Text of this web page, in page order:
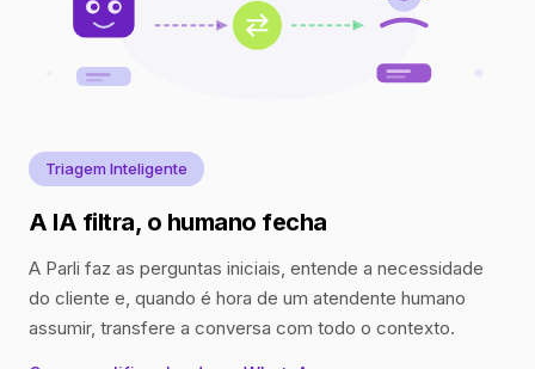
Triagem Inteligente
A IA filtra, o humano fecha
A Parli faz as perguntas iniciais, entende a necessidade
do cliente e, quando é hora de um atendente humano
assumir, transfere a conversa com todo o contexto.